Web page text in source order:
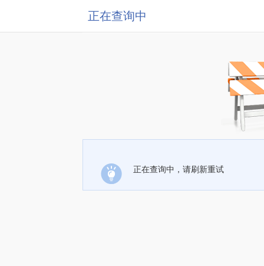
正在查询中
正在查询中，请刷新重试